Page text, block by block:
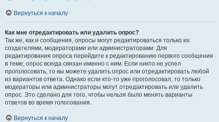
Вернуться к началу
Как мне отредактировать или удалить опрос?
Так же, как и сообщения, опросы могут редактироваться только их
создателями, модераторами или администраторами. Для
редактирования опроса перейдите к редактированию первого сообщения
в теме; опрос всегда связан именно с ним. Если никто не успел
проголосовать, то вы можете удалить опрос или отредактировать любой
из вариантов ответа. Однако если кто-то уже проголосовал, то только
модераторы или администраторы могут отредактировать или удалить
опрос. Это сделано для того, чтобы нельзя было менять варианты
ответов во время голосования.
Вернуться к началу